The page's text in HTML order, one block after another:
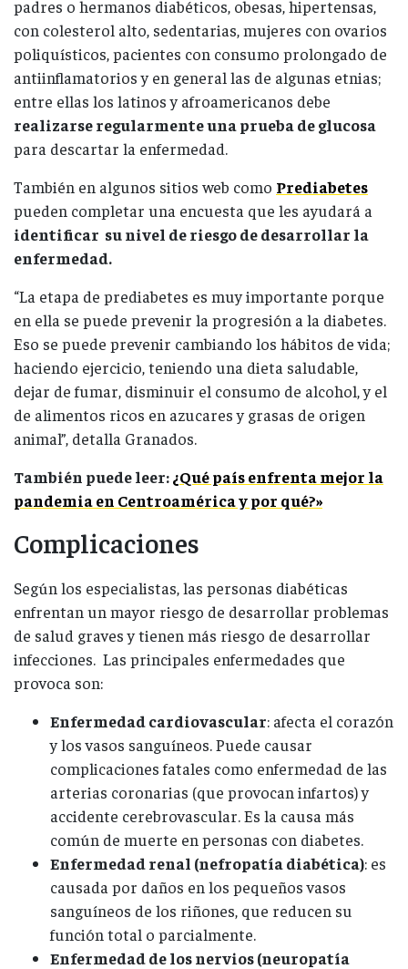
padres o hermanos diabéticos, obesas, hipertensas,
con colesterol alto, sedentarias, mujeres con ovarios
poliquísticos, pacientes con consumo prolongado de
antiinflamatorios y en general las de algunas etnias;
entre ellas los latinos y afroamericanos debe
realizarse regularmente una prueba de glucosa
para descartar la enfermedad.
También en algunos sitios web como Prediabetes
pueden completar una encuesta que les ayudará a
identificar su nivel de riesgo de desarrollar la
enfermedad.
“La etapa de prediabetes es muy importante porque
en ella se puede prevenir la progresión a la diabetes.
Eso se puede prevenir cambiando los hábitos de vida;
haciendo ejercicio, teniendo una dieta saludable,
dejar de fumar, disminuir el consumo de alcohol, y el
de alimentos ricos en azucares y grasas de origen
animal”, detalla Granados.
También puede leer:¿Qué país enfrenta mejor la
pandemia en Centroamérica y por qué?»
Complicaciones
Según los especialistas, las personas diabéticas
enfrentan un mayor riesgo de desarrollar problemas
de salud graves y tienen más riesgo de desarrollar
infecciones. Las principales enfermedades que
provoca son:
Enfermedad cardiovascular: afecta el corazón
y los vasos sanguíneos. Puede causar
complicaciones fatales como enfermedad de las
arterias coronarias (que provocan infartos) y
accidente cerebrovascular. Es la causa más
común de muerte en personas con diabetes.
Enfermedad renal (nefropatía diabética): es
causada por daños en los pequeños vasos
sanguíneos de los riñones, que reducen su
función total o parcialmente.
Enfermedad de los nervios (neuropatía